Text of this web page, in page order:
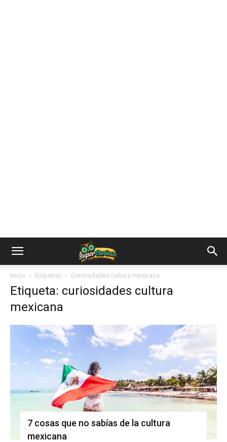
Inicio Etiquetas Curiosidades cultura mexicana
Etiqueta: curiosidades cultura
mexicana
7 cosas que no sabías de la cultura
mexicana